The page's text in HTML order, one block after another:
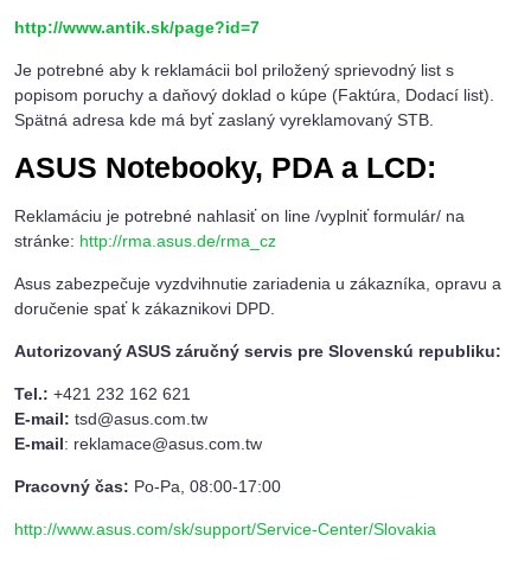
http://www.antik.sk/page?id=7
Je potrebné aby k reklamácii bol priložený sprievodný list s
popisom poruchy a daňový doklad o kúpe (Faktúra, Dodací list).
Spätná adresa kde má byť zaslaný vyreklamovaný STB.
ASUS Notebooky, PDA a LCD:
Reklamáciu je potrebné nahlasiť on line /vyplniť formulár/ na
stránke: http://rma.asus.de/rma_cz
Asus zabezpečuje vyzdvihnutie zariadenia u zákazníka, opravu a
doručenie spať k zákaznikovi DPD.
Autorizovaný ASUS záručný servis pre Slovenskú republiku:
Tel.: +421 232 162 621
E-mail: tsd@asus.com.tw
E-mail: reklamace@asus.com.tw
Pracovný čas: Po-Pa, 08:00-17:00
http://www.asus.com/sk/support/Service-Center/Slovakia